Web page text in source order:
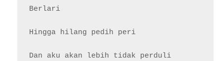
Berlari
Hingga hilang pedih peri
Dan aku akan lebih tidak perduli